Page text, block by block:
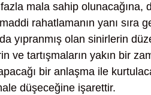
mala sahip
rahatlamanın yanı sıra
yıpranmış olan sinirlerin
ve tartışmaların yakın bir
bir anlaşma ile
düşeceğine işarettir.